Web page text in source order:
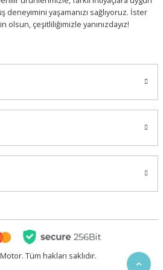
Gönder
yaşamanızı sağlıyoruz. İster
olsun, çeşitliliğimizle yanınızdayız!
Tüm hakları saklıdır.